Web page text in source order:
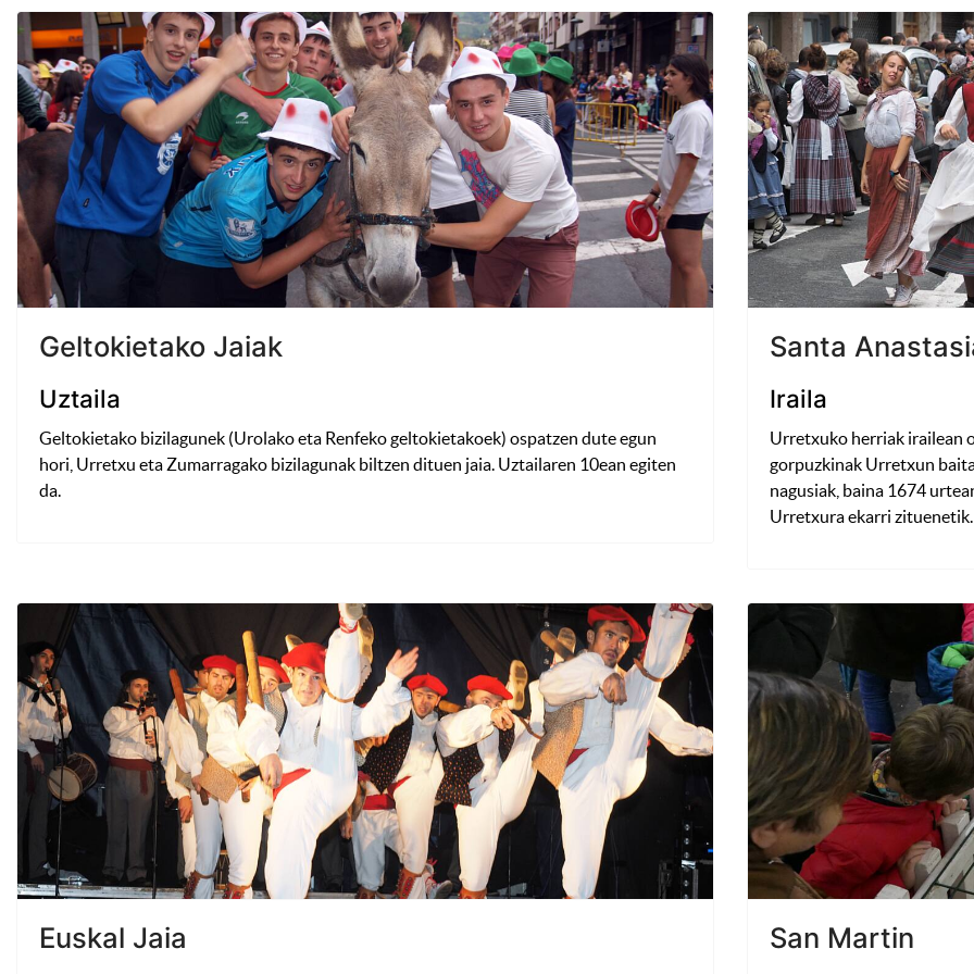
Geltokietako Jaiak
Uztaila
Geltokietako bizilagunek (Urolako eta Renfeko geltokietakoek) ospatzen dute egun
hori, Urretxu eta Zumarragako bizilagunak biltzen dituen jaia. Uztailaren 10ean egiten
da.
Santa
Iraila
Urretxuko herriak irailean
gorpuzkinak Urretxun
nagusiak, baina 1674
Urretxura ekarri zituenetik.
Euskal Jaia San Martin